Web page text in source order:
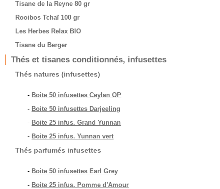
Tisane de la Reyne 80 gr
Rooibos Tchaï 100 gr
Les Herbes Relax BIO
Tisane du Berger
Thés et tisanes conditionnés, infusettes
Thés natures (infusettes)
- Boite 50 infusettes Ceylan OP
- Boite 50 infusettes Darjeeling
- Boite 25 infus. Grand Yunnan
- Boite 25 infus. Yunnan vert
Thés parfumés infusettes
- Boite 50 infusettes Earl Grey
- Boite 25 infus. Pomme d'Amour